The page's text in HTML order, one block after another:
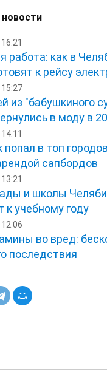
работа: как в
к рейсу
из "бабушкиного
в моду в
попал в топ
сапбордов
и школы
к учебному году
во вред:
последствия